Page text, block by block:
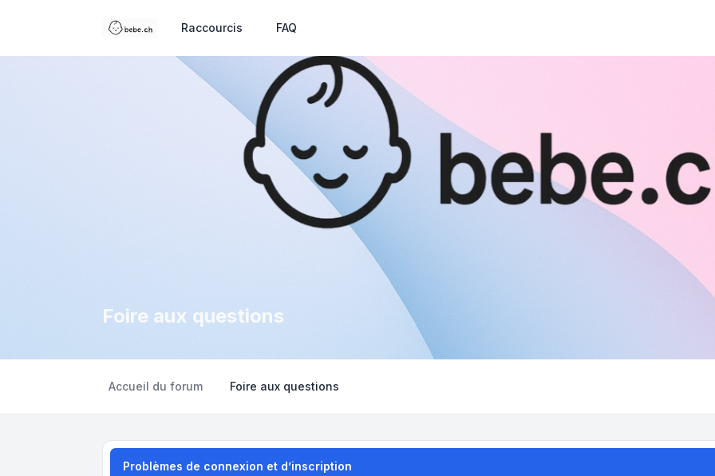
Raccourcis FAQ
Foire aux questions
Accueil du forum Foire aux questions
Problèmes de connexion et d’inscription